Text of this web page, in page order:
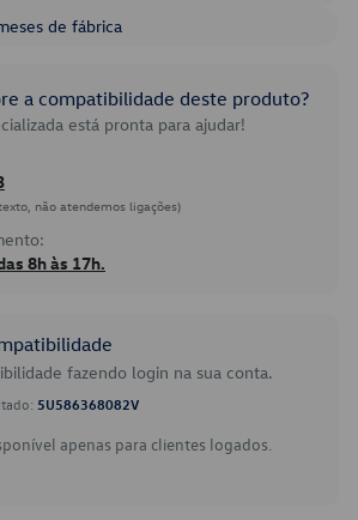
de fábrica
a compatibilidade deste produto?
está pronta para ajudar!
não atendemos ligações)
8h às 17h.
fazendo login na sua conta.
5U586368082V
apenas para clientes logados.